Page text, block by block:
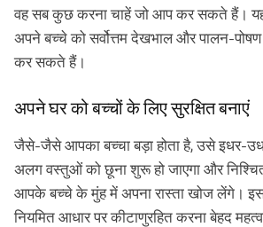
वह सब कुछ करना चाहें जो आप कर सकते हैं।
अपने बच्चे को सर्वोत्तम देखभाल और पालन-
कर सकते हैं।
अपने घर को बच्चों के लिए सुरक्षित बनाएं
जैसे-जैसे आपका बच्चा बड़ा होता है, उसे इधर-
अलग वस्तुओं को छूना शुरू हो जाएगा और
आपके बच्चे के मुंह में अपना रास्ता खोज लेंगे।
नियमित आधार पर कीटाणुरहित करना बेहद